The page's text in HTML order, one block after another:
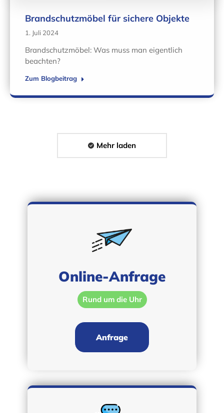
Brandschutzmöbel für sichere Objekte
1. Juli 2024
Brandschutzmöbel: Was muss man eigentlich
beachten?
Zum Blogbeitrag
Mehr laden
Online-Anfrage
Rund um die Uhr
Anfrage